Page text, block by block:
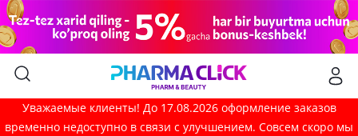
Уважаемые клиенты! До 17.08.2026 оформление заказов
временно недоступно в связи с улучшением. Совсем скоро мы